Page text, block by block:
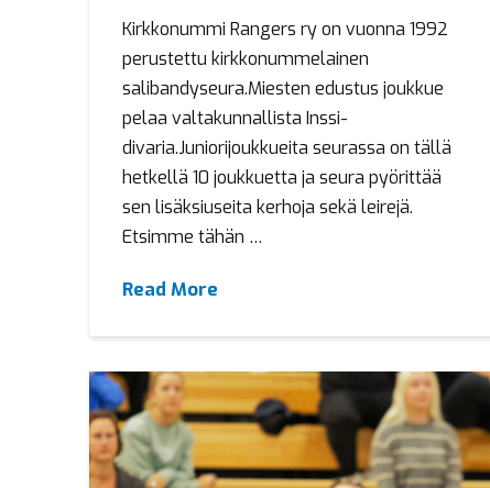
Kirkkonummi Rangers ry on vuonna 1992
perustettu kirkkonummelainen
salibandyseura.Miesten edustus joukkue
pelaa valtakunnallista Inssi-
divaria.Juniorijoukkueita seurassa on tällä
hetkellä 10 joukkuetta ja seura pyörittää
sen lisäksiuseita kerhoja sekä leirejä.
Etsimme tähän …
Read More